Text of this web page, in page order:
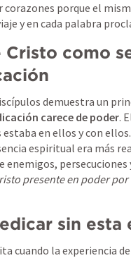
porque el
y en cada palabra
Cristo como
demuestra un
carece de poder.
estaba en ellos y con
espiritual era más
persecuciones
presente en poder
sin esta
cuando la experiencia